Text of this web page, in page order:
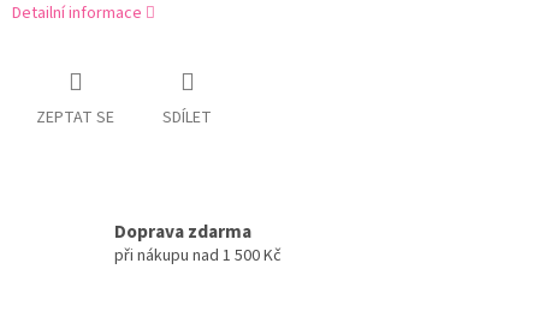
Detailní informace
ZEPTAT SE SDÍLET
Doprava zdarma
při nákupu nad 1 500 Kč